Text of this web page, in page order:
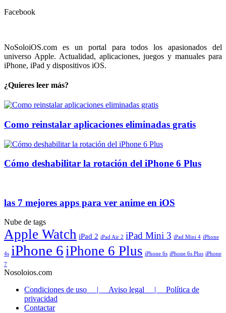
Facebook
NoSoloiOS.com es un portal para todos los apasionados del
universo Apple. Actualidad, aplicaciones, juegos y manuales para
iPhone, iPad y dispositivos iOS.
¿Quieres leer más?
Como reinstalar aplicaciones eliminadas gratis
Cómo deshabilitar la rotación del iPhone 6 Plus
las 7 mejores apps para ver anime en iOS
Nube de tags
Apple Watch iPad 2 iPad Air 2 iPad Mini 3 iPad Mini 4 iPhone
4s iPhone 6iPhone 6 Plus iPhone 6s iPhone 6s Plus iPhone
7
Nosoloios.com
Condiciones de uso | Aviso legal | Política de
privacidad
Contactar